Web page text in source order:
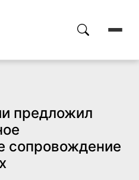
предложил
сопровождение